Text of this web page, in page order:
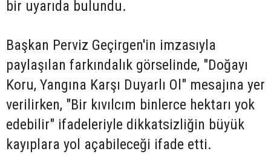
bir uyarıda bulundu.
Başkan Perviz Geçirgen'in imzasıyla
paylaşılan farkındalık görselinde, "Doğayı
Koru, Yangına Karşı Duyarlı Ol" mesajına yer
verilirken, "Bir kıvılcım binlerce hektarı yok
edebilir" ifadeleriyle dikkatsizliğin büyük
kayıplara yol açabileceği ifade etti.